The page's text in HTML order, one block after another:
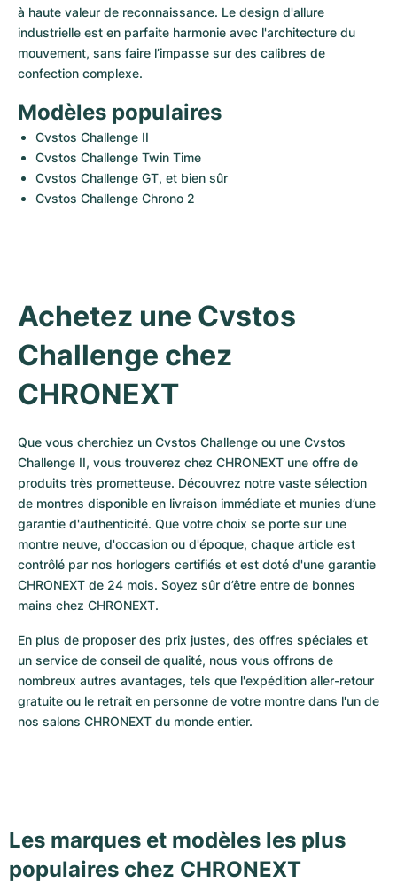
à haute valeur de reconnaissance. Le design d'allure
industrielle est en parfaite harmonie avec l'architecture du
mouvement, sans faire l’impasse sur des calibres de
confection complexe.
Modèles populaires
Cvstos Challenge II
Cvstos Challenge Twin Time
Cvstos Challenge GT, et bien sûr
Cvstos Challenge Chrono 2
Achetez une Cvstos
Challenge chez
CHRONEXT
Que vous cherchiez un Cvstos Challenge ou une Cvstos
Challenge II, vous trouverez chez CHRONEXT une offre de
produits très prometteuse. Découvrez notre vaste sélection
de montres disponible en livraison immédiate et munies d’une
garantie d'authenticité. Que votre choix se porte sur une
montre neuve, d'occasion ou d'époque, chaque article est
contrôlé par nos horlogers certifiés et est doté d'une garantie
CHRONEXT de 24 mois. Soyez sûr d’être entre de bonnes
mains chez CHRONEXT.
En plus de proposer des prix justes, des offres spéciales et
un service de conseil de qualité, nous vous offrons de
nombreux autres avantages, tels que l'expédition aller-retour
gratuite ou le retrait en personne de votre montre dans l'un de
nos salons CHRONEXT du monde entier.
Les marques et modèles les plus
populaires chez CHRONEXT